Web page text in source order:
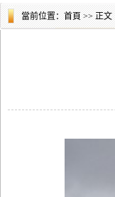
當前位置：首頁>> 正文